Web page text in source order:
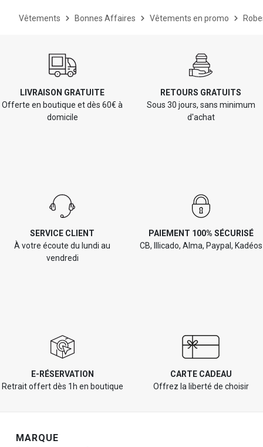
Vêtements Bonnes Affaires Vêtements en promo
LIVRAISON GRATUITE
Offerte en boutique et dès 60€ à
domicile
RETOURS GRATUITS
Sous 30 jours, sans minimum
d'achat
SERVICE CLIENT
À votre écoute du lundi au
vendredi
PAIEMENT 100% SÉCURISÉ
CB, Illicado, Alma, Paypal, Kadéos
E-RÉSERVATION
Retrait offert dès 1h en boutique
CARTE CADEAU
Offrez la liberté de choisir
Navigation de pied de page
MARQUE